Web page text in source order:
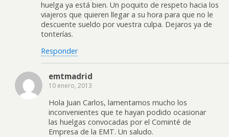
huelga ya está bien. Un poquito de respeto hacia los
viajeros que quieren llegar a su hora para que no le
descuente sueldo por vuestra culpa. Dejaros ya de
tonterías.
Responder
emtmadrid
10 enero, 2013
Hola Juan Carlos, lamentamos mucho los
inconvenientes que te hayan podido ocasionar
las huelgas convocadas por el Cominté de
Empresa de la EMT. Un saludo.